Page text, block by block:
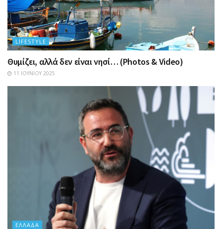
LIFESTYLE
Θυμίζει, αλλά δεν είναι νησί… (Photos & Video)
11 ΙΟΥΝΊΟΥ 2025
ΕΛΛΆΔΑ